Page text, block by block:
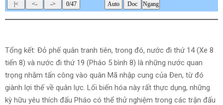
Tổng kết: Đỏ phế quân tranh tiên, trong đó, nước đi thứ 14 (Xe 8
tiến 8) và nước đi thứ 19 (Pháo 5 bình 8) là những nước quan
trọng nhằm tấn công vào quân Mã nhập cung của Đen, từ đó
giành lợi thế về quân lực. Lối biến hóa này rất thực dụng, những
kỳ hữu yêu thích đấu Pháo có thể thử nghiệm trong các trận đấu